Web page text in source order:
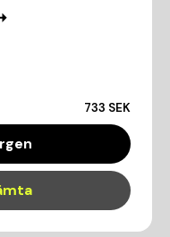
733 SEK